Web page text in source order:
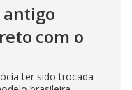
antigo
com o
ter sido trocada